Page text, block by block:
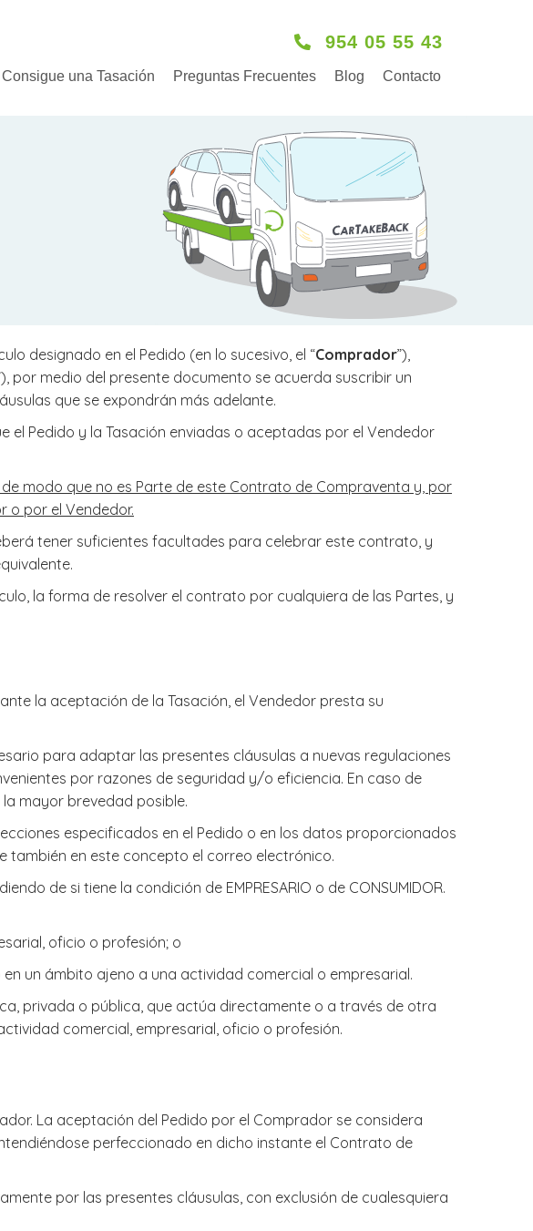
954 05 55 43
Consigue una Tasación Preguntas Frecuentes Blog Contacto
designado en el Pedido (en lo sucesivo, el “Comprador”),
por medio del presente documento se acuerda suscribir un
que se expondrán más adelante.
Pedido y la Tasación enviadas o aceptadas por el Vendedor
modo que no es Parte de este Contrato de Compraventa y, por
o por el Vendedor.
tener suficientes facultades para celebrar este contrato, y
la forma de resolver el contrato por cualquiera de las Partes, y
la aceptación de la Tasación, el Vendedor presta su
para adaptar las presentes cláusulas a nuevas regulaciones
por razones de seguridad y/o eficiencia. En caso de
mayor brevedad posible.
especificados en el Pedido o en los datos proporcionados
también en este concepto el correo electrónico.
de si tiene la condición de EMPRESARIO o de CONSUMIDOR.
oficio o profesión; o
un ámbito ajeno a una actividad comercial o empresarial.
privada o pública, que actúa directamente o a través de otra
comercial, empresarial, oficio o profesión.
La aceptación del Pedido por el Comprador se considera
perfeccionado en dicho instante el Contrato de
por las presentes cláusulas, con exclusión de cualesquiera